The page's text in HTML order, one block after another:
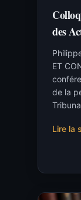
des
ET
de la
Lire la